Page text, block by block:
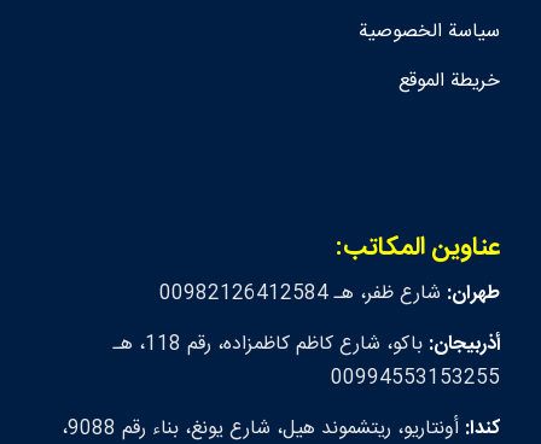
سياسة الخصوصية
خريطة الموقع
عناوين المكاتب:
طهران: شارع ظفر، هـ 00982126412584
أذربيجان:
باكو، شارع كاظم كاظمزاده، رقم 118، هـ
00994553153255
كندا:
أونتاريو، ريتشموند هيل، شارع يونغ، بناء رقم 9088،